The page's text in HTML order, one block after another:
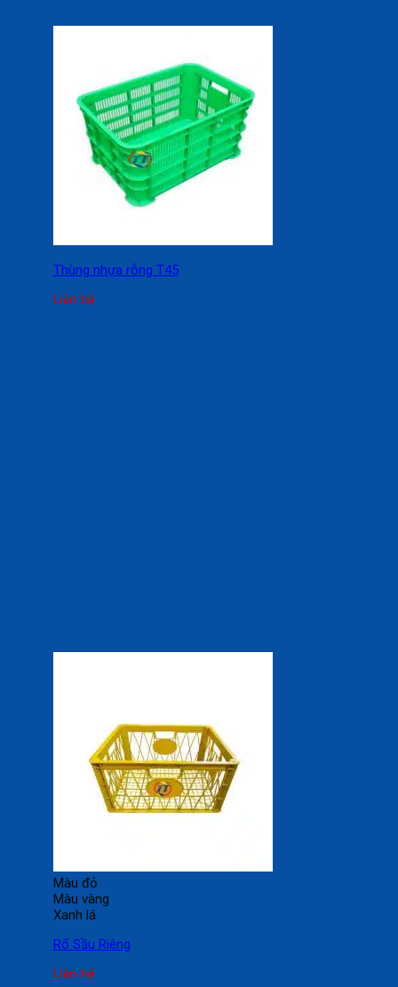
Thùng nhựa rỗng T45
Liên hệ
Màu đỏ
Màu vàng
Xanh lá
Rổ Sầu Riêng
Liên hệ